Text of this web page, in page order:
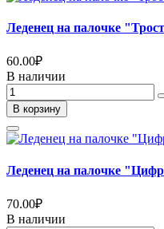
Леденец на палочке
60.00₽
В наличии
В корзину
Леденец на палочке
70.00₽
В наличии